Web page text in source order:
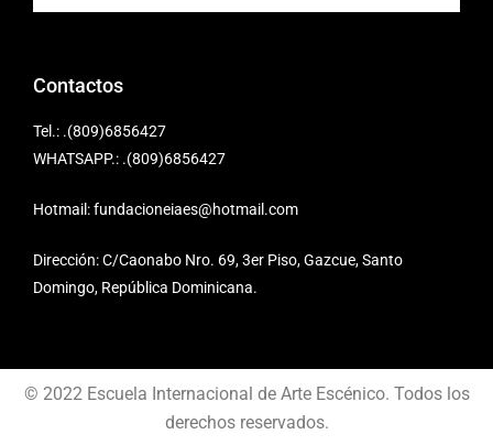
Contactos
Tel.: .(809)6856427
WHATSAPP.: .(809)6856427
Hotmail: fundacioneiaes@hotmail.com
Dirección: C/Caonabo Nro. 69, 3er Piso, Gazcue, Santo
Domingo, República Dominicana.
© 2022 Escuela Internacional de Arte Escénico. Todos los
derechos reservados.